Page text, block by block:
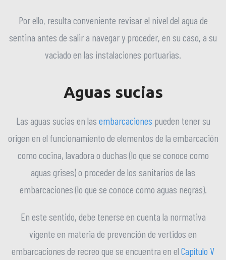
Por ello, resulta conveniente revisar el nivel del agua de
sentina antes de salir a navegar y proceder, en su caso, a su
vaciado en las instalaciones portuarias.
Aguas sucias
Las aguas sucias en las embarcaciones pueden tener su
origen en el funcionamiento de elementos de la embarcación
como cocina, lavadora o duchas (lo que se conoce como
aguas grises) o proceder de los sanitarios de las
embarcaciones (lo que se conoce como aguas negras).
En este sentido, debe tenerse en cuenta la normativa
vigente en materia de prevención de vertidos en
embarcaciones de recreo que se encuentra en el Capítulo V